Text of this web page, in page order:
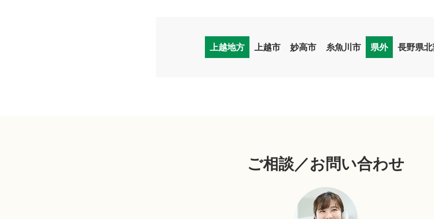
上越地方 上越市 妙高市 糸魚川市 県外 長野県
ご相談／お問い合わせ